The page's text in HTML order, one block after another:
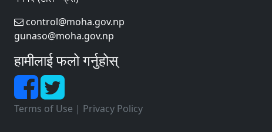
control@moha.gov.np
gunaso@moha.gov.np
हामीलाई फलो गर्नुहोस्
Terms of Use | Privacy Policy